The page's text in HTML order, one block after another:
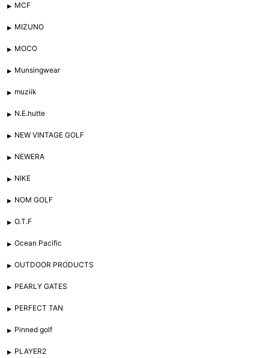
MCF
MIZUNO
MOCO
Munsingwear
muziik
N.E.hutte
NEW VINTAGE GOLF
NEWERA
NIKE
NOM GOLF
O.T.F
Ocean Pacific
OUTDOOR PRODUCTS
PEARLY GATES
PERFECT TAN
Pinned golf
PLAYER2